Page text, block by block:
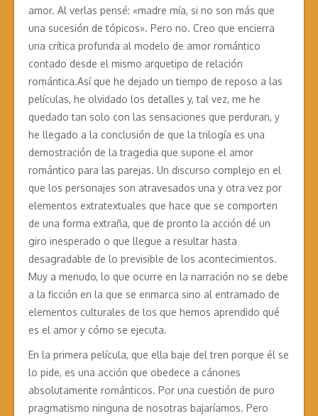
amor. Al verlas pensé: «madre mía, si no son más que
una sucesión de tópicos». Pero no. Creo que encierra
una crítica profunda al modelo de amor romántico
contado desde el mismo arquetipo de relación
romántica.Así que he dejado un tiempo de reposo a las
películas, he olvidado los detalles y, tal vez, me he
quedado tan solo con las sensaciones que perduran, y
he llegado a la conclusión de que la trilogía es una
demostración de la tragedia que supone el amor
romántico para las parejas. Un discurso complejo en el
que los personajes son atravesados una y otra vez por
elementos extratextuales que hace que se comporten
de una forma extraña, que de pronto la acción dé un
giro inesperado o que llegue a resultar hasta
desagradable de lo previsible de los acontecimientos.
Muy a menudo, lo que ocurre en la narración no se debe
a la ficción en la que se enmarca sino al entramado de
elementos culturales de los que hemos aprendido qué
es el amor y cómo se ejecuta.
En la primera película, que ella baje del tren porque él se
lo pide, es una acción que obedece a cánones
absolutamente románticos. Por una cuestión de puro
pragmatismo ninguna de nosotras bajaríamos. Pero